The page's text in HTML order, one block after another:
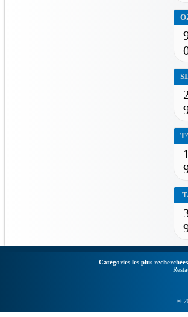
Catégories les plus
©